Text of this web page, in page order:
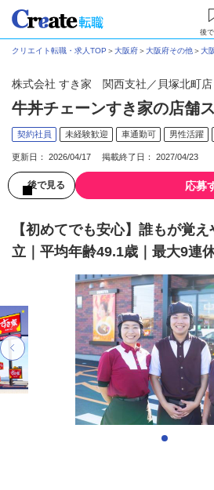
後
クリエイト転職・求人TOP ＞大阪府＞大阪府その他＞大
株式会社 すき家 関西支社／貝塚北町店
牛丼チェーンすき家の店舗
契約社員 未経験歓迎 車通勤可 男性活躍
更新日： 2026/04/17 掲載終了日： 2027/04/23
後で見る 応募
【初めてでも安心】誰もが覚
立｜平均年齢49.1歳｜最大9連